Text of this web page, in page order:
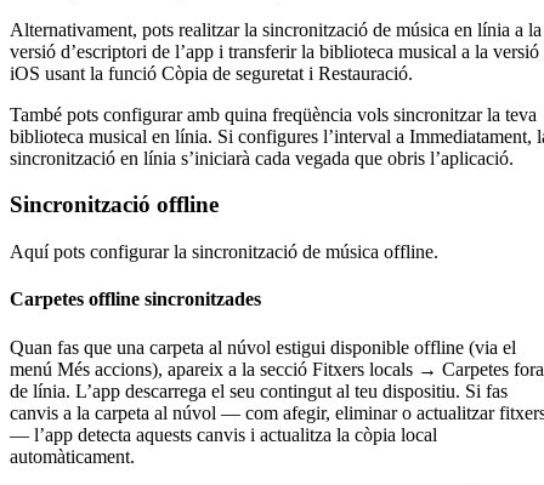
Alternativament, pots realitzar la sincronització de música en línia a la
versió d’escriptori de l’app i transferir la biblioteca musical a la versió
iOS usant la funció Còpia de seguretat i Restauració.
També pots configurar amb quina freqüència vols sincronitzar la teva
biblioteca musical en línia. Si configures l’interval a Immediatament,
sincronització en línia s’iniciarà cada vegada que obris l’aplicació.
Sincronització offline
Aquí pots configurar la sincronització de música offline.
Carpetes offline sincronitzades
Quan fas que una carpeta al núvol estigui disponible offline (via el
menú Més accions), apareix a la secció Fitxers locals → Carpetes fora
de línia. L’app descarrega el seu contingut al teu dispositiu. Si fas
canvis a la carpeta al núvol — com afegir, eliminar o actualitzar
— l’app detecta aquests canvis i actualitza la còpia local
automàticament.